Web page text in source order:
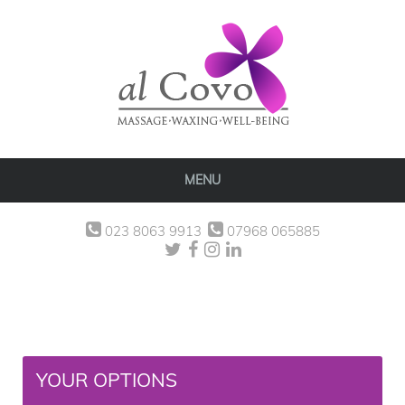
MENU
023 8063 9913 07968 065885
YOUR OPTIONS